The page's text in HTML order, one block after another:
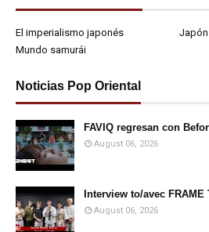
El imperialismo japonés
Japón
Mundo samurái
Noticias Pop Oriental
FAVIQ regresan con
August 06, 2026
Interview to/avec FRAME
August 06, 2026